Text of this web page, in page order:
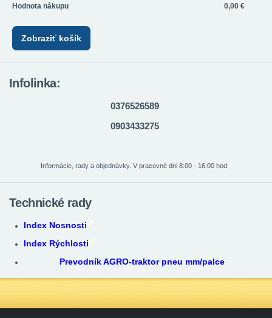
Hodnota nákupu 0,00 €
Zobraziť košík
Infolinka:
0376526589
0903433275
Informácie, rady a objednávky. V pracovné dni 8:00 - 16:00 hod.
Technické rady
Index Nosnosti
Index Rýchlosti
Prevodník AGRO-traktor pneu mm/palce